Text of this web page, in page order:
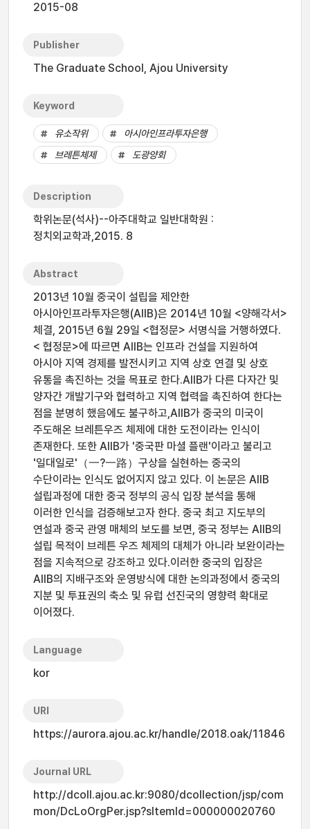
2015-08
Publisher
The Graduate School, Ajou University
Keyword
유소작위
아시아인프라투자은행
브레튼체제
도광양회
Description
학위논문(석사)--아주대학교 일반대학원 :
정치외교학과,2015. 8
Abstract
2013년 10월 중국이 설립을 제안한
아시아인프라투자은행(AIIB)은 2014년 10월 <양해각서>
체결, 2015년 6월 29일 <협정문> 서명식을 거행하였다.
< 협정문>에 따르면 AIIB는 인프라 건설을 지원하여
아시아 지역 경제를 발전시키고 지역 상호 연결 및 상호
유통을 촉진하는 것을 목표로 한다.AIIB가 다른 다자간 및
양자간 개발기구와 협력하고 지역 협력을 촉진하여 한다는
점을 분명히 했음에도 불구하고,AIIB가 중국의 미국이
주도해온 브레튼우즈 체제에 대한 도전이라는 인식이
존재한다. 또한 AIIB가 '중국판 마셜 플랜'이라고 불리고
'일대일로'（一?一路）구상을 실현하는 중국의
수단이라는 인식도 없어지지 않고 있다. 이 논문은 AIIB
설립과정에 대한 중국 정부의 공식 입장 분석을 통해
이러한 인식을 검증해보고자 한다. 중국 최고 지도부의
연설과 중국 관영 매체의 보도를 보면, 중국 정부는 AIIB의
설립 목적이 브레튼 우즈 체제의 대체가 아니라 보완이라는
점을 지속적으로 강조하고 있다.이러한 중국의 입장은
AIIB의 지배구조와 운영방식에 대한 논의과정에서 중국의
지분 및 투표권의 축소 및 유럽 선진국의 영향력 확대로
이어졌다.
Language
kor
URI
https://aurora.ajou.ac.kr/handle/2018.oak/11846
Journal URL
http://dcoll.ajou.ac.kr:9080/dcollection/jsp/com
mon/DcLoOrgPer.jsp?sItemId=000000020760